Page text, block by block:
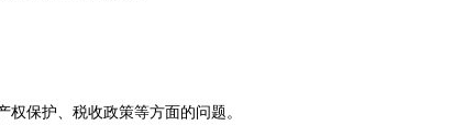
保护、税收政策等方面的问题。